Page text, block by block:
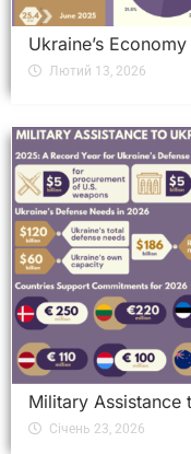
Ukraine’s
Лютий 13, 2026
Military Assistance
Січень 23, 2026